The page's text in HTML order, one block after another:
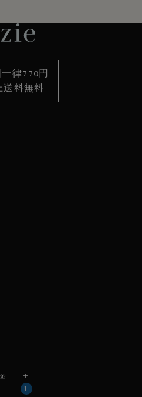
フスになっておりますの
けます。
・全４サイズにてご用意。
ざいませんのでご了承く
袖・カフス型から選ぶ
柄から選ぶ
カジュアルシャツ
カフスボタン
サスペンダー
バッグ
ストール・マフラー
金
土
1
律770円
送料無料